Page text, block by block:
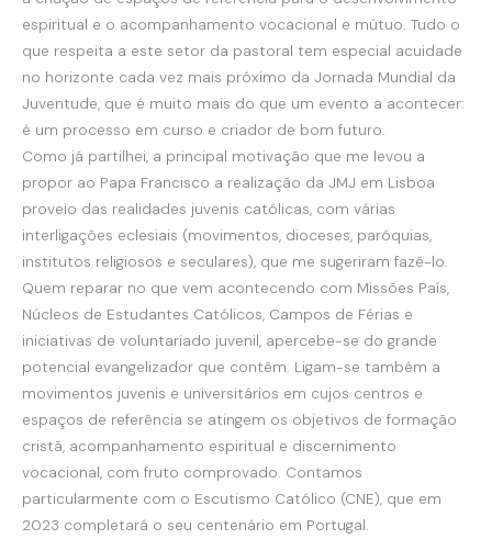
espiritual e o acompanhamento vocacional e mútuo. Tudo o
que respeita a este setor da pastoral tem especial acuidade
no horizonte cada vez mais próximo da Jornada Mundial da
Juventude, que é muito mais do que um evento a acontecer:
é um processo em curso e criador de bom futuro.
Como já partilhei, a principal motivação que me levou a
propor ao Papa Francisco a realização da JMJ em Lisboa
proveio das realidades juvenis católicas, com várias
interligações eclesiais (movimentos, dioceses, paróquias,
institutos religiosos e seculares), que me sugeriram fazê-lo.
Quem reparar no que vem acontecendo com Missões País,
Núcleos de Estudantes Católicos, Campos de Férias e
iniciativas de voluntariado juvenil, apercebe-se do grande
potencial evangelizador que contêm. Ligam-se também a
movimentos juvenis e universitários em cujos centros e
espaços de referência se atingem os objetivos de formação
cristã, acompanhamento espiritual e discernimento
vocacional, com fruto comprovado. Contamos
particularmente com o Escutismo Católico (CNE), que em
2023 completará o seu centenário em Portugal.